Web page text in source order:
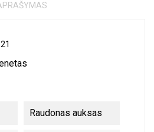
Raudonas auksas